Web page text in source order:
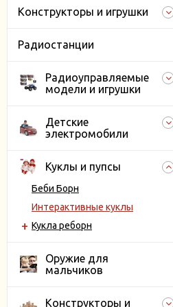
Конструкторы и игрушки
Радиостанции
Радиоуправляемые
модели и игрушки
Детские
электромобили
Куклы и пупсы
Беби Борн
Интерактивные куклы
Кукла реборн
Оружие для
мальчиков
Конструкторы и